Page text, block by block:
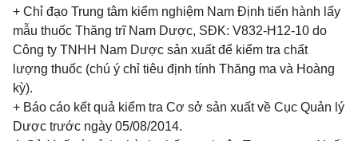
+ Chỉ đạo Trung tâm kiểm nghiệm Nam Định tiến hành lấy
mẫu thuốc Thăng trĩ Nam Dược, SĐK: V832-H12-10 do
Công ty TNHH Nam Dược sản xuất để kiểm tra chất
lượng thuốc (chú ý chỉ tiêu định tính Thăng ma và Hoàng
kỳ).
+ Báo cáo kết quả kiểm tra Cơ sở sản xuất về Cục Quản lý
Dược trước ngày 05/08/2014.